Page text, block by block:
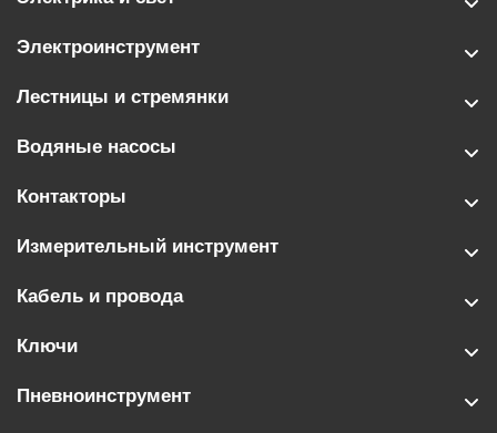
Электроинструмент
Лестницы и стремянки
Водяные насосы
Контакторы
Измерительный инструмент
Кабель и провода
Ключи
Пневноинструмент